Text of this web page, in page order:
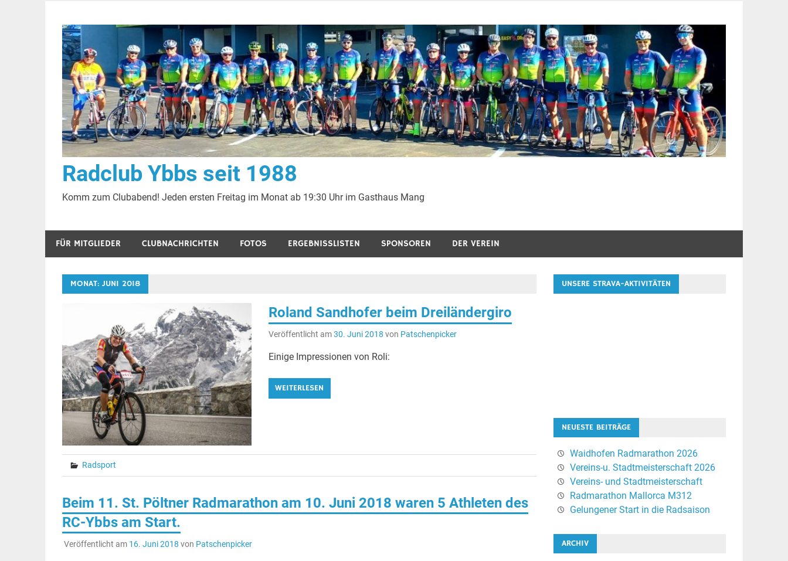
springen
Radclub Ybbs seit 1988
Komm zum Clubabend! Jeden ersten Freitag im Monat ab 19:30 Uhr im Gasthaus Mang
FÜR MITGLIEDER CLUBNACHRICHTEN FOTOS ERGEBNISSLISTEN SPONSOREN DER VEREIN
MONAT: JUNI 2018
Roland Sandhofer beim Dreiländergiro
Veröffentlicht am30. Juni 2018 von Patschenpicker
Einige Impressionen von Roli:
WEITERLESEN
Radsport
Beim 11. St. Pöltner Radmarathon am 10. Juni 2018 waren 5 Athleten des
RC-Ybbs am Start.
Veröffentlicht am 16. Juni 2018 von Patschenpicker
UNSERE STRAVA-AKTIVITÄTEN
NEUESTE BEITRÄGE
Waidhofen Radmarathon 2026
Vereins-u. Stadtmeisterschaft 2026
Vereins- und Stadtmeisterschaft
Radmarathon Mallorca M312
Gelungener Start in die Radsaison
ARCHIV